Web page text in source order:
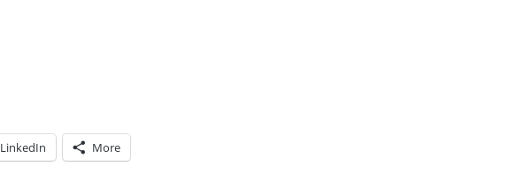
LinkedIn More